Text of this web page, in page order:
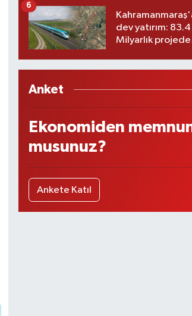
yeni partisi
dev yatırım: 83.4
Milyarlık projede
6
Anket
Ekonomiden
musunuz?
Ankete Katıl